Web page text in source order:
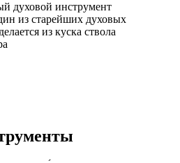
духовой инструмент
из старейших духовых
из куска ствола